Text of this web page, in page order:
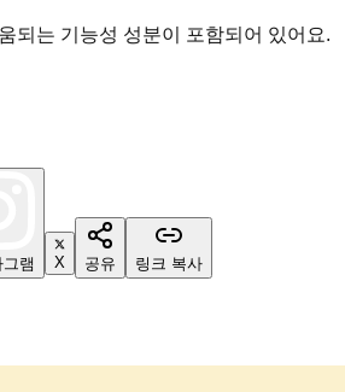
되는 기능성 성분이 포함되어 있어요.
램 X 공유 링크 복사